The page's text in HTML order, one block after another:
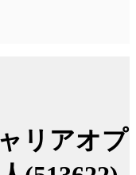
リアオプ